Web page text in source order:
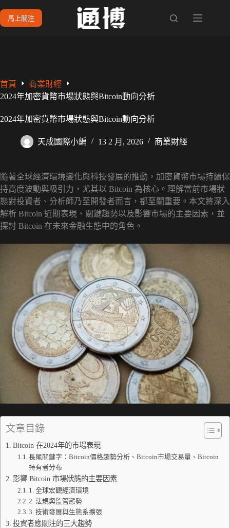
馬上關注
首頁
商業財經
2024年加密貨幣市場狀態與Bitcoin動向分析
2024年加密貨幣市場狀態與Bitcoin動向分析
天成國際小編 13 2 月, 2026 商業財經
隨著全球經濟環境變化與科技發展的推動，加密貨幣市場持續保
持高度波動與吸引力，尤其以 Bitcoin 為核心。理解當前市場狀
態對投資者、分析師乃至開發者而言，都至關重要。本文將深入
解析 Bitcoin 近期表現、關鍵趨勢以及影響市場的主要因素，並
探討 Bitcoin 在未來金融生態中的角色。
文章目錄
Bitcoin 在2024年的市場表現
長尾關鍵字：Bitcoin價格趨勢分析、Bitcoin市場交易量、Bitcoin
持有者分布
影響 Bitcoin 市場狀態的主要因素
1. 全球宏觀經濟環境
2. 法規與監管態勢
3. 技術發展與生態系擴張
投資者應關注的三大趨勢